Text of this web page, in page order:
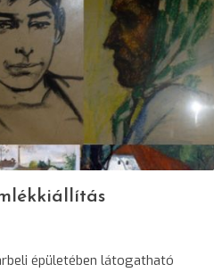
épületében látogatható